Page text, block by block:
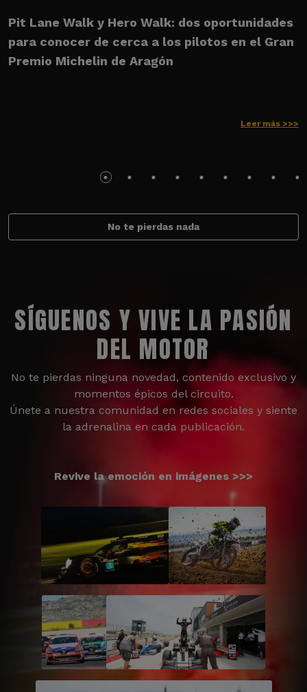
Pit Lane Walk y Hero Walk: dos oportunidades
para conocer de cerca a los pilotos en el Gran
Premio Michelin de Aragón
Leer más >>>
No te pierdas nada
SÍGUENOS Y VIVE LA PASIÓN
DEL MOTOR
No te pierdas ninguna novedad, contenido exclusivo y
momentos épicos del circuito.
Únete a nuestra comunidad en redes sociales y siente
la adrenalina en cada publicación.
Revive la emoción en imágenes >>>